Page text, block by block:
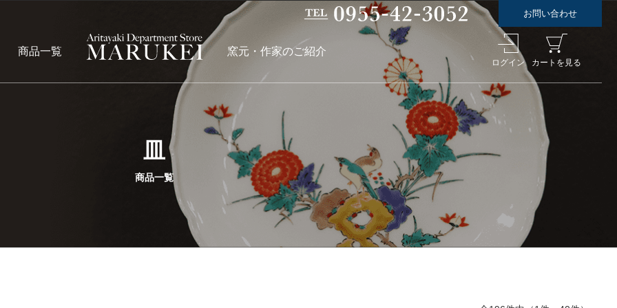
お問い合わせ
商品一覧 窯元・作家のご紹介
ログイン カートを見る
皿
商品一覧